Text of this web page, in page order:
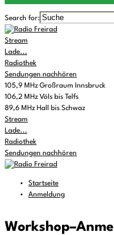
Search for:
Stream
Lade...
Radiothek
Sendungen nachhören
105,9 MHz Großraum Innsbruck
106,2 MHz Völs bis Telfs
89,6 MHz Hall bis Schwaz
Stream
Lade...
Radiothek
Sendungen nachhören
Startseite
Anmeldung
Workshop–